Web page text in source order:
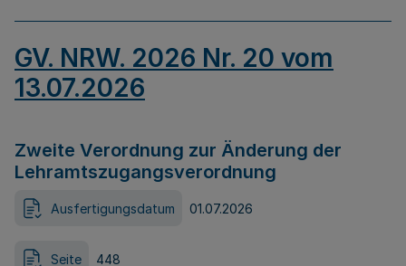
GV. NRW. 2026 Nr. 20 vom
13.07.2026
Zweite Verordnung zur Änderung der
Lehramtszugangsverordnung
Ausfertigungsdatum 01.07.2026
Seite 448